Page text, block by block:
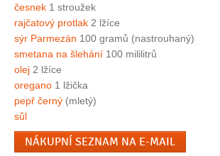
česnek 1 stroužek
rajčatový protlak 2 lžíce
sýr Parmezán 100 gramů (nastrouhaný)
smetana na šlehání 100 mililitrů
olej 2 lžíce
oregano 1 lžička
pepř černý (mletý)
sůl
NÁKUPNÍ SEZNAM NA E-MAIL